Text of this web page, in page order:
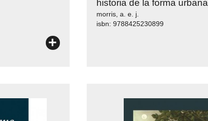
+
historia de la forma urbana
morris, a. e. j.
isbn: 9788425230899